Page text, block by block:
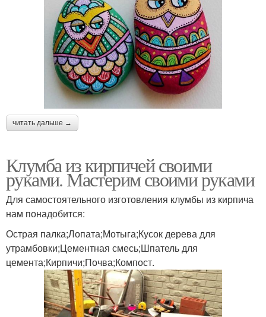
читать дальше →
Клумба из кирпичей своими
руками. Мастерим своими руками
Для самостоятельного изготовления клумбы из кирпича
нам понадобится:
Острая палка;Лопата;Мотыга;Кусок дерева для
утрамбовки;Цементная смесь;Шпатель для
цемента;Кирпичи;Почва;Компост.